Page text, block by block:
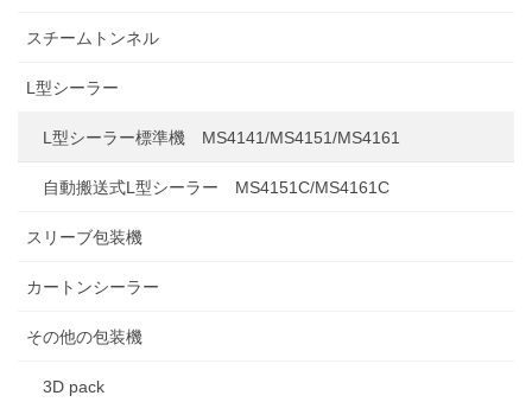
スチームトンネル
L型シーラー
L型シーラー標準機 MS4141/MS4151/MS4161
自動搬送式L型シーラー MS4151C/MS4161C
スリーブ包装機
カートンシーラー
その他の包装機
3D pack